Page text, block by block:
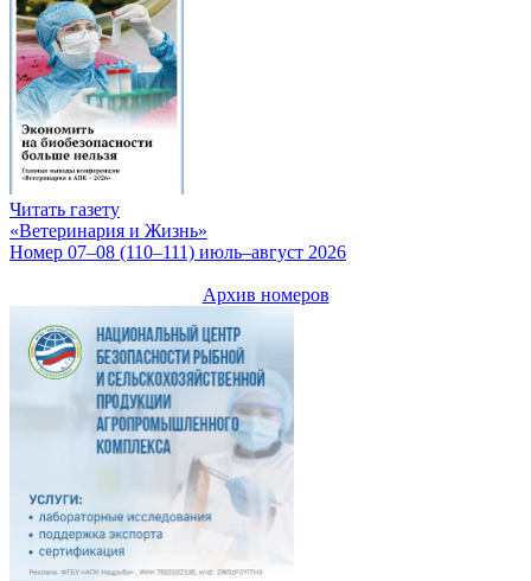
Читать газету
«Ветеринария и Жизнь»
Номер 07–08 (110–111) июль–август 2026
Архив номеров